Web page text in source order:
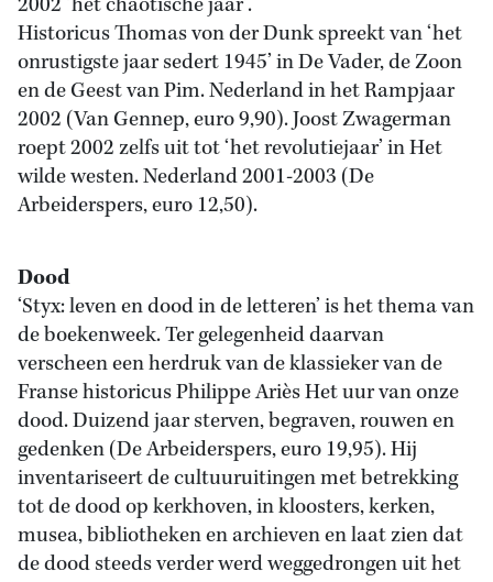
Historicus Thomas von der Dunk spreekt van ‘het
onrustigste jaar sedert 1945’ in De Vader, de Zoon
en de Geest van Pim. Nederland in het Rampjaar
2002 (Van Gennep, euro 9,90). Joost Zwagerman
roept 2002 zelfs uit tot ‘het revolutiejaar’ in Het
wilde westen. Nederland 2001-2003 (De
Arbeiderspers, euro 12,50).
Dood
‘Styx: leven en dood in de letteren’ is het thema van
de boekenweek. Ter gelegenheid daarvan
verscheen een herdruk van de klassieker van de
Franse historicus Philippe Ariès Het uur van onze
dood. Duizend jaar sterven, begraven, rouwen en
gedenken (De Arbeiderspers, euro 19,95). Hij
inventariseert de cultuuruitingen met betrekking
tot de dood op kerkhoven, in kloosters, kerken,
musea, bibliotheken en archieven en laat zien dat
de dood steeds verder werd weggedrongen uit het